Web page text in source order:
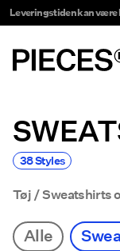
Leveringstiden kan
Tøj
38 Styles
Tøj Sweatshirts
Alle